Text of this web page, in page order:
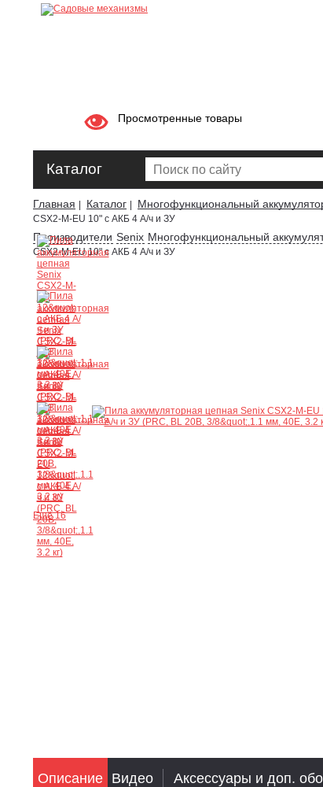
Просмотренные товары
Каталог
Главная Каталог Многофункциональный
CSX2-M-EU 10" с АКБ 4 А/ч и ЗУ
Производители Senix Многофункциональный
CSX2-M-EU 10" с АКБ 4 А/ч и ЗУ
Ещё 16
Описание Видео Аксессуары и доп.